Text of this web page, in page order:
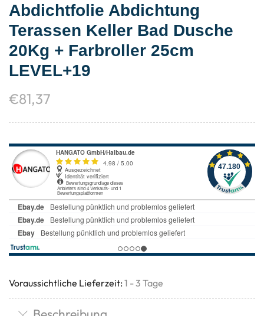
Abdichtfolie Abdichtung
Terassen Keller Bad Dusche
20Kg + Farbroller 25cm
LEVEL+19
€81,37
Voraussichtliche Lieferzeit: 1 - 3 Tage